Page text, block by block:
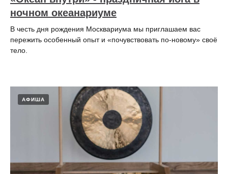
ночном океанариуме
В честь дня рождения Москвариума мы приглашаем вас
пережить особенный опыт и «почувствовать по-новому» своё
тело.
АФИША